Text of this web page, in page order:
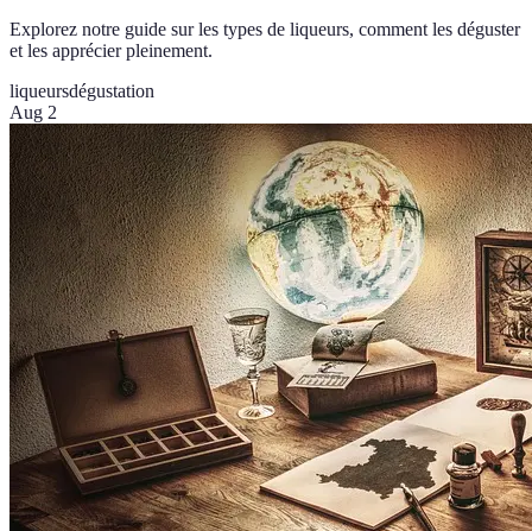
Explorez notre guide sur les types de liqueurs, comment les déguster
et les apprécier pleinement.
liqueursdégustation
Aug 2